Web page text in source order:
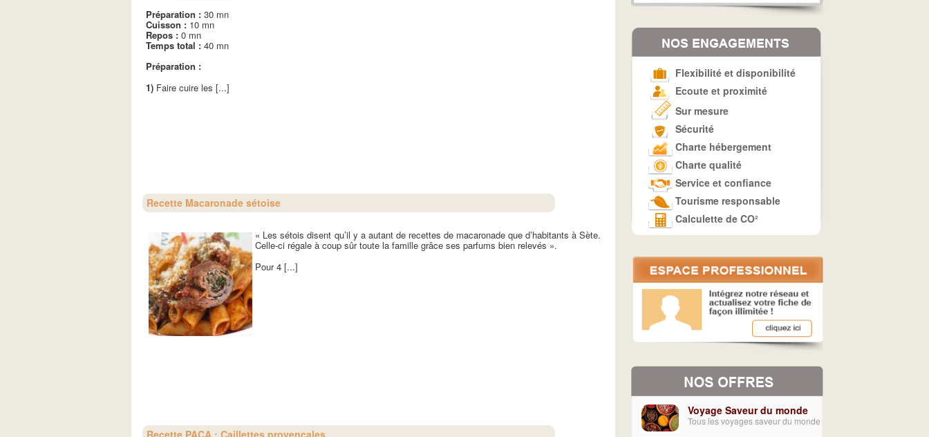
Préparation : 30 mn
Cuisson : 10 mn
Repos : 0 mn
Temps total : 40 mn
Préparation :
1) Faire cuire les [...]
Recette Macaronade sétoise
« Les sétois disent qu’il y a autant de recettes de macaronade que d’habitants à Sète.
Celle-ci régale à coup sûr toute la famille grâce ses parfums bien relevés ».
Pour 4 [...]
Flexibilité et disponibilité
Ecoute et proximité
Sur mesure
Sécurité
Charte hébergement
Charte qualité
Service et confiance
Tourisme responsable
Calculette de CO²
Voyage Saveur du monde
Tous les voyages saveur du monde